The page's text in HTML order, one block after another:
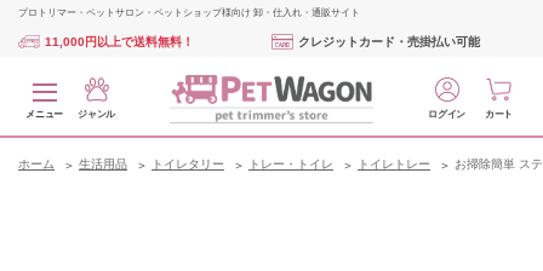
プロトリマー・ペットサロン・ペットショップ様向け 卸・仕入れ・通販サイト
11,000円以上で送料無料！ クレジットカード・売掛払い可能
メニュー ジャンル ログイン カート
ホーム 生活用品 トイレタリー トレー・トイレ トイレトレー お掃除簡単 ス